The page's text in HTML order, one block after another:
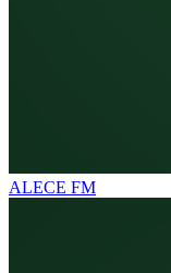
ALECE FM